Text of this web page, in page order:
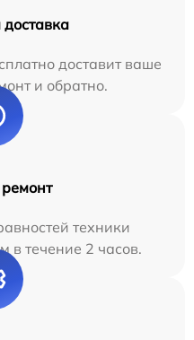
доставит ваше
и обратно.
техники
в течение 2 часов.